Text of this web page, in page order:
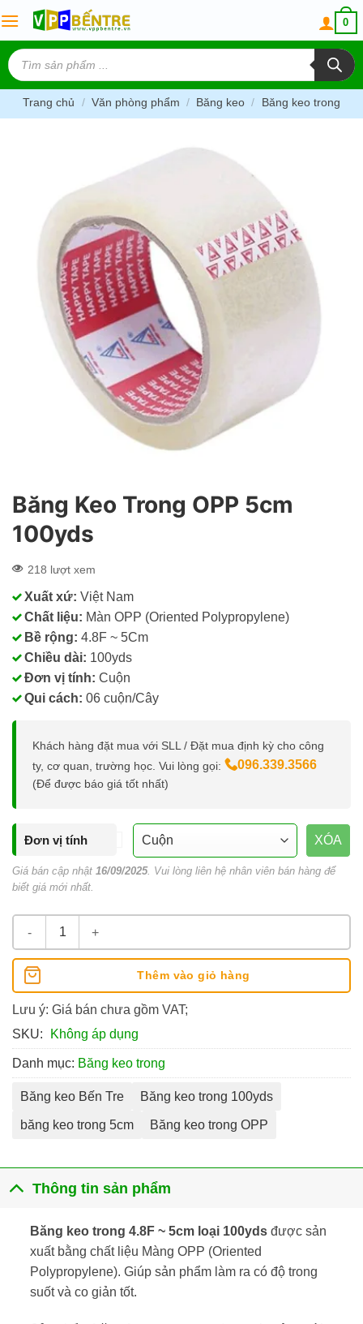
to
content
0
Tìm
kiếm
sản
phẩm
Trang chủ / Văn phòng phẩm / Băng keo / Băng keo trong
Băng Keo Trong OPP 5cm
100yds
218 lượt xem
Xuất xứ: Việt Nam
Chất liệu: Màn OPP (Oriented Polypropylene)
Bề rộng: 4.8F ~ 5Cm
Chiều dài: 100yds
Đơn vị tính: Cuộn
Qui cách: 06 cuộn/Cây
Khách hàng đặt mua với SLL / Đặt mua định kỳ cho công
ty, cơ quan, trường học. Vui lòng gọi:
096.339.3566
(Để được báo giá tốt nhất)
Đơn vị tính XÓA
Giá bán cập nhật 16/09/2025. Vui lòng liên hệ nhân viên bán hàng để
biết giá mới nhất.
Băng Keo Trong OPP 5cm 100yds số lượng
Thêm vào giỏ hàng
Lưu ý: Giá bán chưa gồm VAT;
SKU:
Không áp dụng
Danh mục: Băng keo trong
Băng keo Bến Tre Băng keo trong 100yds
băng keo trong 5cm Băng keo trong OPP
Thông tin sản phẩm
Băng keo trong 4.8F ~ 5cm loại 100ydsđược sản
xuất bằng chất liệu Màng OPP (Oriented
Polypropylene). Giúp sản phẩm làm ra có độ trong
suốt và co giản tốt.